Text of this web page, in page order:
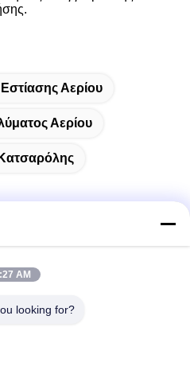
Αερίου
Αερίου
οικονομικής και τεχνολογικής
AM
looking for?